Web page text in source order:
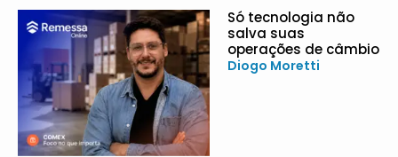
Só tecnologia não
salva suas
operações de câmbio
Diogo Moretti